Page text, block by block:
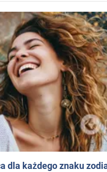
dla każdego znaku